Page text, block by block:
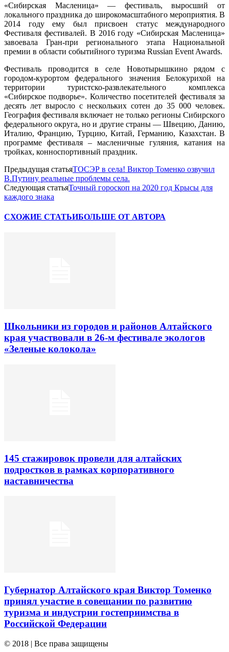
«Сибирская Масленица» — фестиваль, выросший от
локального праздника до широкомасштабного мероприятия. В
2014 году ему был присвоен статус международного
Фестиваля фестивалей. В 2016 году «Сибирская Масленица»
завоевала Гран-при регионального этапа Национальной
премии в области событийного туризма Russian Event Awards.
Фестиваль проводится в селе Новотырышкино рядом с
городом-курортом федерального значения Белокурихой на
территории туристско-развлекательного комплекса
«Сибирское подворье». Количество посетителей фестиваля за
десять лет выросло с нескольких сотен до 35 000 человек.
География фестиваля включает не только регионы Сибирского
федерального округа, но и другие страны — Швецию, Данию,
Италию, Францию, Турцию, Китай, Германию, Казахстан. В
программе фестиваля – масленичные гуляния, катания на
тройках, конноспортивный праздник.
Предыдущая статьяТОСЭР в села! Виктор Томенко озвучил
В.Путину реальные проблемы села.
Следующая статьяТочный гороскоп на 2020 год Крысы для
каждого знака
СХОЖИЕ СТАТЬИБОЛЬШЕ ОТ АВТОРА
Школьники из городов и районов Алтайского
края участвовали в 26-м фестивале экологов
«Зеленые колокола»
145 стажировок провели для алтайских
подростков в рамках корпоративного
наставничества
Губернатор Алтайского края Виктор Томенко
принял участие в совещании по развитию
туризма и индустрии гостеприимства в
Российской Федерации
© 2018 | Все права защищены